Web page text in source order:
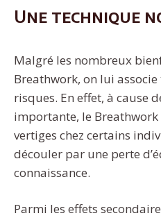
Une technique
Malgré les nombreux
Breathwork, on lui
risques. En effet, à cause
importante, le
vertiges chez certains
découler par une perte
connaissance.
Parmi les effets